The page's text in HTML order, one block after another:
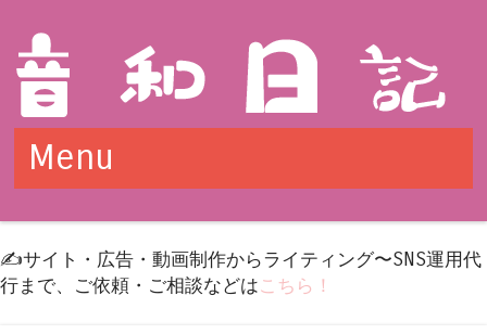
Menu
✍️サイト・広告・動画制作からライティング〜SNS運用代
行まで、ご依頼・ご相談などはこちら！